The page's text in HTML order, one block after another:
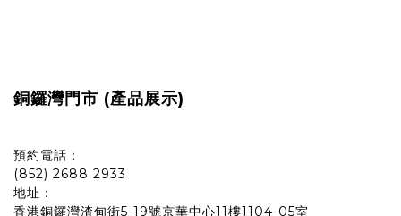
銅鑼灣門市 (產品展示)
預約電話：
(852) 2688 2933
地址：
香港銅鑼灣渣甸街5-19號京華中心11樓1104-05室